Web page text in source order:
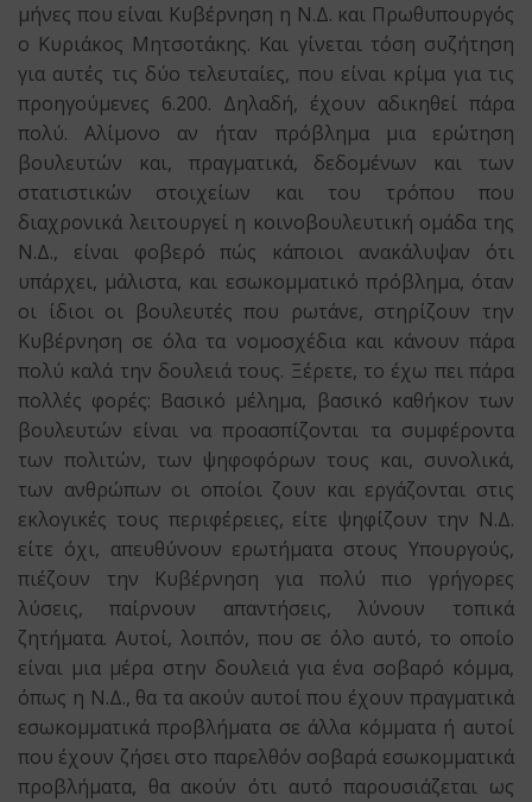
μήνες που είναι Κυβέρνηση η Ν.Δ. και Πρωθυπουργός
ο Κυριάκος Μητσοτάκης. Και γίνεται τόση συζήτηση
για αυτές τις δύο τελευταίες, που είναι κρίμα για τις
προηγούμενες 6.200. Δηλαδή, έχουν αδικηθεί πάρα
πολύ. Αλίμονο αν ήταν πρόβλημα μια ερώτηση
βουλευτών και, πραγματικά, δεδομένων και των
στατιστικών στοιχείων και του τρόπου που
διαχρονικά λειτουργεί η κοινοβουλευτική ομάδα της
Ν.Δ., είναι φοβερό πώς κάποιοι ανακάλυψαν ότι
υπάρχει, μάλιστα, και εσωκομματικό πρόβλημα, όταν
οι ίδιοι οι βουλευτές που ρωτάνε, στηρίζουν την
Κυβέρνηση σε όλα τα νομοσχέδια και κάνουν πάρα
πολύ καλά την δουλειά τους. Ξέρετε, το έχω πει πάρα
πολλές φορές: Βασικό μέλημα, βασικό καθήκον των
βουλευτών είναι να προασπίζονται τα συμφέροντα
των πολιτών, των ψηφοφόρων τους και, συνολικά,
των ανθρώπων οι οποίοι ζουν και εργάζονται στις
εκλογικές τους περιφέρειες, είτε ψηφίζουν την Ν.Δ.
είτε όχι, απευθύνουν ερωτήματα στους Υπουργούς,
πιέζουν την Κυβέρνηση για πολύ πιο γρήγορες
λύσεις, παίρνουν απαντήσεις, λύνουν τοπικά
ζητήματα. Αυτοί, λοιπόν, που σε όλο αυτό, το οποίο
είναι μια μέρα στην δουλειά για ένα σοβαρό κόμμα,
όπως η Ν.Δ., θα τα ακούν αυτοί που έχουν πραγματικά
εσωκομματικά προβλήματα σε άλλα κόμματα ή αυτοί
που έχουν ζήσει στο παρελθόν σοβαρά εσωκομματικά
προβλήματα, θα ακούν ότι αυτό παρουσιάζεται ως